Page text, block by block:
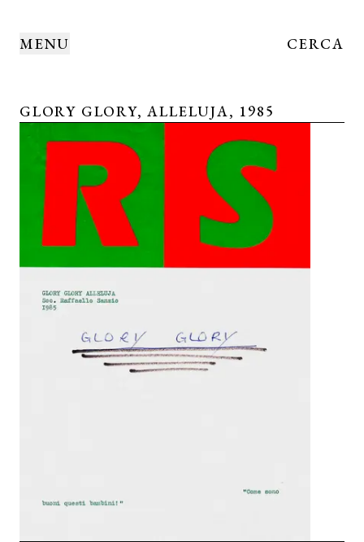
MENU CERCA
GLORY GLORY, ALLELUJA, 1985